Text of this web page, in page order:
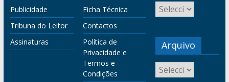
Publicidade
Tribuna do Leitor
Assinaturas
Ficha Técnica
Contactos
Política de
Privacidade e
Termos e
Condições
Arquivo